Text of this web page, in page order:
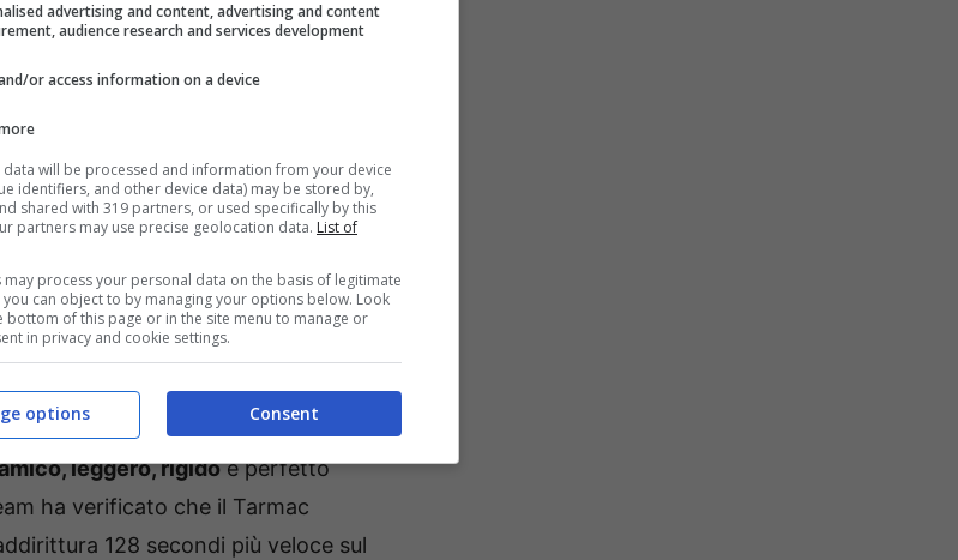
biciclette più tecnologichee di
leggero, rigidoe perfetto
ha verificato che il Tarmac
128 secondi più veloce sul
advertising and content, advertising and content
audience research and services development
or access information on a device
will be processed and information from your device
identifiers, and other device data) may be stored by,
shared with 319 partners, or used specifically by this
partners may use precise geolocation data. List of
may process your personal data on the basis of legitimate
you can object to by managing your options below. Look
bottom of this page or in the site menu to manage or
in privacy and cookie settings.
Consent
options